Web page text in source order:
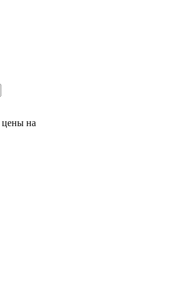
цены на